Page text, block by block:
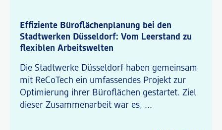
Effiziente Büroflächenplanung bei den
Stadtwerken Düsseldorf: Vom Leerstand zu
flexiblen Arbeitswelten
Die Stadtwerke Düsseldorf haben gemeinsam
mit ReCoTech ein umfassendes Projekt zur
Optimierung ihrer Büroflächen gestartet. Ziel
dieser Zusammenarbeit war es, ...